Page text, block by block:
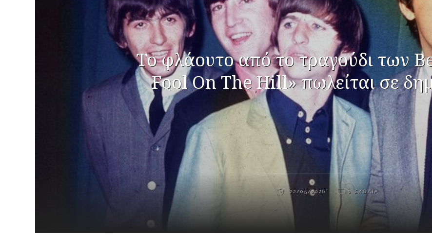
Το φλάουτο από το τραγούδι των
Fool On The Hill» πωλείται σε
22/05/2026 0 ΣΧΌΛΙΑ